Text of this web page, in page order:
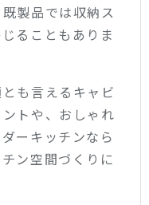
製品では収納ス
ることもありま
も言えるキャビ
トや、おしゃれ
ーキッチンなら
ン空間づくりに